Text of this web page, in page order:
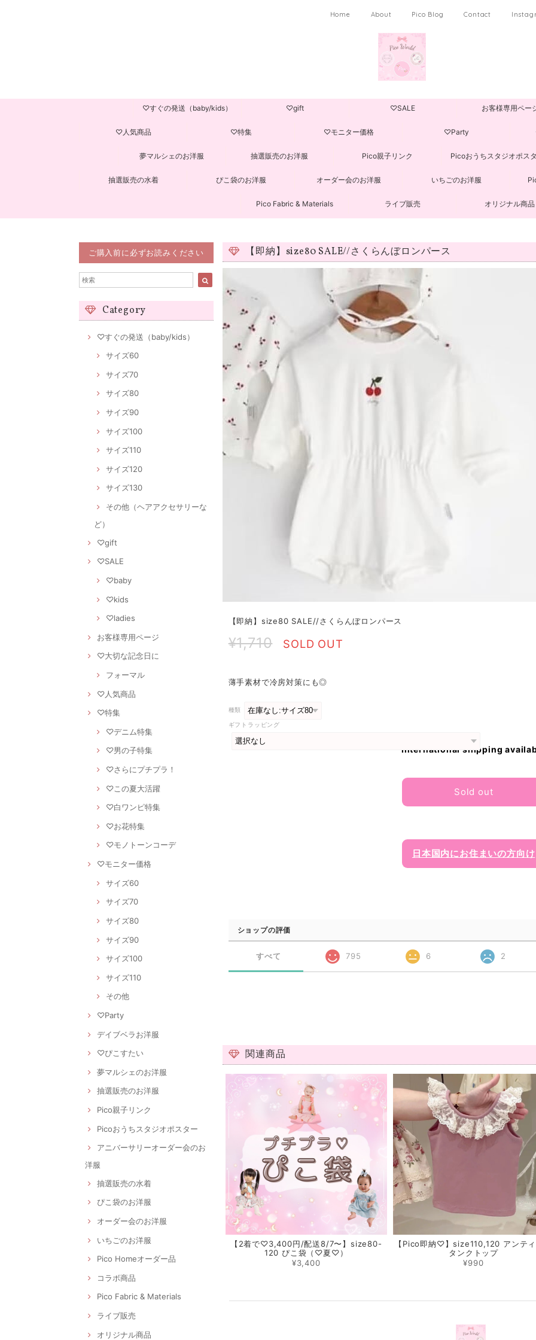
Home About Pico Blog Contact
♡すぐの発送（baby/kids） ♡gift ♡SALE お客様専用ペー
♡人気商品 ♡特集 ♡モニター価格 ♡Party
夢マルシェのお洋服 抽選販売のお洋服 Pico親子リンク Picoおうちスタジオポス
抽選販売の水着 ぴこ袋のお洋服 オーダー会のお洋服 いちごのお洋服
Pico Fabric & Materials ライブ販売 オリジナル商品
ご購入前に必ずお読みください
Category
♡すぐの発送（baby/kids）
サイズ60
サイズ70
サイズ80
サイズ90
サイズ100
サイズ110
サイズ120
サイズ130
その他（ヘアアクセサリーな
ど）
♡gift
♡SALE
♡baby
♡kids
♡ladies
お客様専用ページ
♡大切な記念日に
フォーマル
♡人気商品
♡特集
♡デニム特集
♡男の子特集
♡さらにプチプラ！
♡この夏大活躍
♡白ワンピ特集
♡お花特集
♡モノトーンコーデ
♡モニター価格
サイズ60
サイズ70
サイズ80
サイズ90
サイズ100
サイズ110
その他
♡Party
デイブベラお洋服
♡ぴこすたい
夢マルシェのお洋服
抽選販売のお洋服
Pico親子リンク
Picoおうちスタジオポスター
アニバーサリーオーダー会のお
洋服
抽選販売の水着
ぴこ袋のお洋服
オーダー会のお洋服
いちごのお洋服
Pico Homeオーダー品
コラボ商品
Pico Fabric & Materials
ライブ販売
オリジナル商品
【即納】size80 SALE//さくらんぼロンパース
【即納】size80 SALE//さくらんぼロンパース
¥1,710 SOLD OUT
薄手素材で冷房対策にも◎
種類
ギフトラッピング
International shipping
Sold out
日本国内にお住まいの方向け
ショップの評価
すべて 795 6 2
関連商品
【2着で♡3,400円/配送8/7〜】size80-
120 ぴこ袋（♡夏♡）
¥3,400
【Pico即納♡】size110,120 アンテ
タンクトップ
¥990